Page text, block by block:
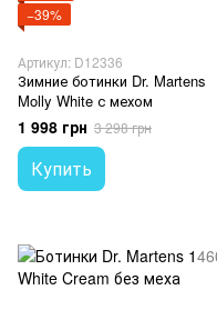
−39%
Артикул: D12336
Зимние ботинки Dr. Martens
Molly White с мехом
1 998 грн 3 298 грн
Купить